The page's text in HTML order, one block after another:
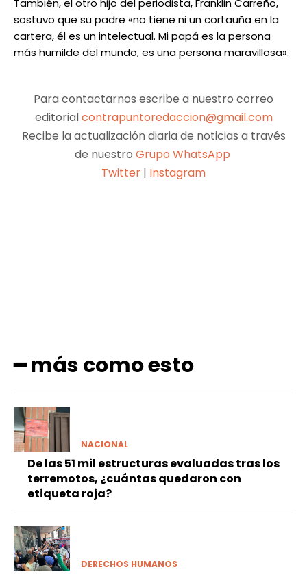
También, el otro hijo del periodista, Franklin Carreño,
sostuvo que su padre «no tiene ni un cortauña en la
cartera, él es un intelectual. Mi papá es la persona
más humilde del mundo, es una persona maravillosa».
Para contactarnos escribe a nuestro correo
editorialcontrapuntoredaccion@gmail.com
Recibe la actualización diaria de noticias a través
de nuestro Grupo WhatsApp
Twitter | Instagram
━ más como esto
NACIONAL
De las 51 mil estructuras evaluadas tras los
terremotos, ¿cuántas quedaron con
etiqueta roja?
DERECHOS HUMANOS